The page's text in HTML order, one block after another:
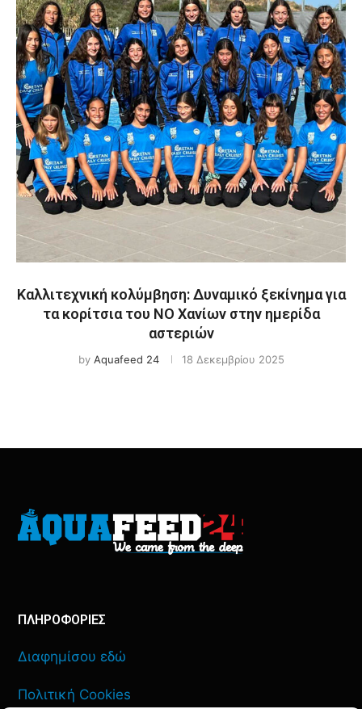
Kαλλιτεχνική κολύμβηση: Δυναμικό ξεκίνημα για
τα κορίτσια του ΝΟ Χανίων στην ημερίδα
αστεριών
by Aquafeed 24 18 Δεκεμβρίου 2025
ΠΛΗΡΟΦΟΡΙΕΣ
Διαφημίσου εδώ
Πολιτική Cookies